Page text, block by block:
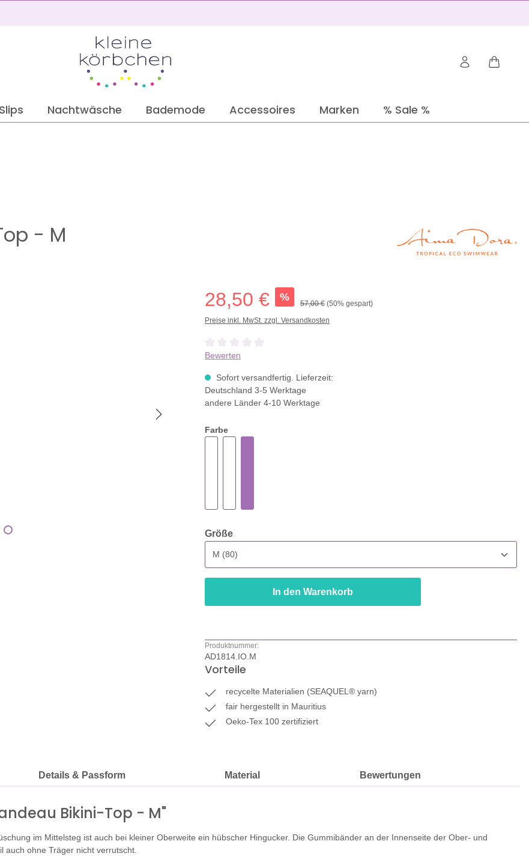
Slips Nachtwäsche Bademode Accessoires Marken % Sale %
- M
28,50 € %
57,00 € (50% gespart)
Preise inkl. MwSt. zzgl. Versandkosten
Durchschnittliche Bewertung von 0 von 5 Sternen
Bewerten
Sofort versandfertig. Lieferzeit:
Deutschland 3-5 Werktage
andere Länder 4-10 Werktage
Farbe
Größeauswählen
In den Warenkorb
Produktnummer:
AD1814.IO.M
Vorteile
recycelte Materialien (SEAQUEL® yarn)
fair hergestellt in Mauritius
Oeko-Tex 100 zertifiziert
Details & Passform Material Bewertungen
Bikini-Top - M"
im Mittelsteg ist auch bei kleiner Oberweite ein hübscher Hingucker. Die Gummibänder an der Innenseite der Ober- und
auch ohne Träger nicht verrutscht.